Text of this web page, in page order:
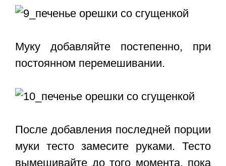
Муку добавляйте постепенно, при
постоянном перемешивании.
После добавления последней порции
муки тесто замесите руками. Тесто
вымешивайте до того момента, пока